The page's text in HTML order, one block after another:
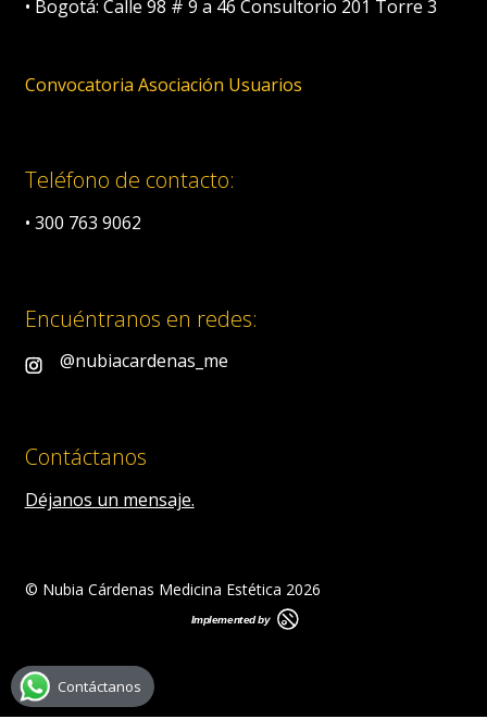
• Bogotá: Calle 98 # 9 a 46 Consultorio 201 Torre 3
Convocatoria Asociación Usuarios
Teléfono de contacto:
• 300 763 9062
Encuéntranos en redes:
@nubiacardenas_me
Contáctanos
Déjanos un mensaje.
© Nubia Cárdenas Medicina Estética 2026
Contáctanos